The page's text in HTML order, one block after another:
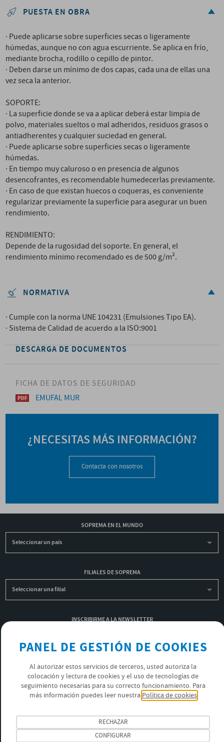
PUESTA EN OBRA
· Puede aplicarse sobre superficies secas o ligeramente
húmedas, aunque no con agua escurriente. Se aplica en frío,
mediante brocha, rodillo o cepillo de pintor.
· Deben darse un mínimo de dos capas, cada una de ellas una
vez seca la anterior.
SOPORTE:
· La superficie donde se va a aplicar deberá estar limpia de
polvo, materiales sueltos o mal adheridos, residuos grasos o
antiadherentes y cualquier suciedad en general.
· Puede aplicarse sobre superficies secas o ligeramente
húmedas.
· En tiempo muy caluroso o en presencia de algunos
desencofrantes, es recomendable humedecerlas previamente.
· En caso de que existan huecos o coqueras, es conveniente
regularizar previamente la superficie para asegurar un buen
rendimiento.
RENDIMIENTO:
Depende de la rugosidad del soporte. En general, el
rendimiento mínimo recomendado es de 500 g/m².
NORMATIVA
· Cumple con la norma UNE 104231 (Emulsiones Tipo EA).
· Sistema de Calidad de acuerdo a la ISO:9001
DESCARGA DE DOCUMENTOS
FICHA DE DATOS DE SEGURIDAD
EMUFAL MUR
¿NECESITAS MÁS INFORMACIÓN?
Contacta con nosotros
SOPREMA EN EL MUNDO
Seleccionar un país
FILIALES DE SOPREMA
Seleccionar una filial
INSCRIBIRME A LA NEWSLETTER
POLÍTICA DE PRIVACIDAD
ÚNETE AL EQUIPO SOPREMA
PANEL DE GESTIÓN DE COOKIES
Al autorizar estos servicios de terceros, usted autoriza la
colocación y lectura de cookies y el uso de tecnologías de
seguimiento necesarias para su correcto funcionamiento. Para
más información puedes leer nuestra Política de cookies
RECHAZAR
CONFIGURAR